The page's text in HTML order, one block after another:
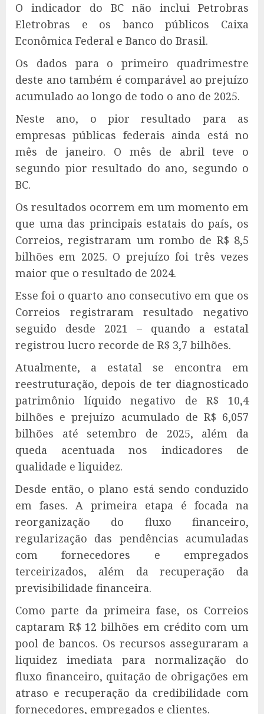
O indicador do BC não inclui Petrobras
Eletrobras e os banco públicos Caixa
Econômica Federal e Banco do Brasil.
Os dados para o primeiro quadrimestre
deste ano também é comparável ao prejuízo
acumulado ao longo de todo o ano de 2025.
Neste ano, o pior resultado para as
empresas públicas federais ainda está no
mês de janeiro. O mês de abril teve o
segundo pior resultado do ano, segundo o
BC.
Os resultados ocorrem em um momento em
que uma das principais estatais do país, os
Correios, registraram um rombo de R$ 8,5
bilhões em 2025. O prejuízo foi três vezes
maior que o resultado de 2024.
Esse foi o quarto ano consecutivo em que os
Correios registraram resultado negativo
seguido desde 2021 – quando a estatal
registrou lucro recorde de R$ 3,7 bilhões.
Atualmente, a estatal se encontra em
reestruturação, depois de ter diagnosticado
patrimônio líquido negativo de R$ 10,4
bilhões e prejuízo acumulado de R$ 6,057
bilhões até setembro de 2025, além da
queda acentuada nos indicadores de
qualidade e liquidez.
Desde então, o plano está sendo conduzido
em fases. A primeira etapa é focada na
reorganização do fluxo financeiro,
regularização das pendências acumuladas
com fornecedores e empregados
terceirizados, além da recuperação da
previsibilidade financeira.
Como parte da primeira fase, os Correios
captaram R$ 12 bilhões em crédito com um
pool de bancos. Os recursos asseguraram a
liquidez imediata para normalização do
fluxo financeiro, quitação de obrigações em
atraso e recuperação da credibilidade com
fornecedores, empregados e clientes.